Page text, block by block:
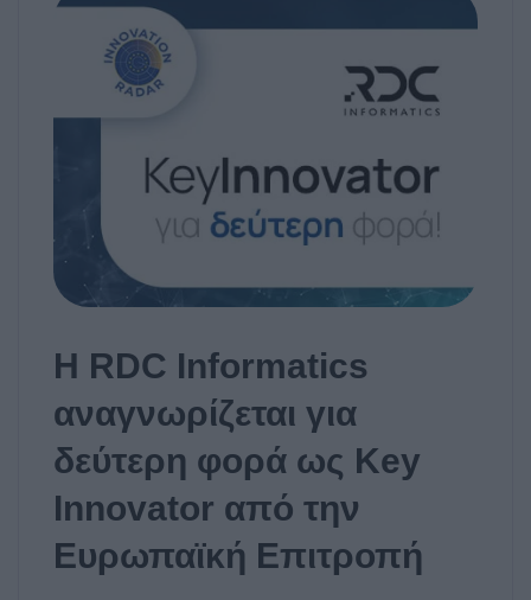
Η RDC Informatics
αναγνωρίζεται για
δεύτερη φορά ως Key
Innovator από την
Ευρωπαϊκή Επιτροπή